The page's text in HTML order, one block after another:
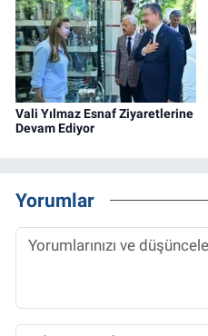
Vali Yılmaz Esnaf Ziyaretlerine
Devam Ediyor
Yorumlar